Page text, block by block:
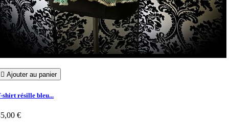
 Ajouter au panier
shirt résille bleu...
€